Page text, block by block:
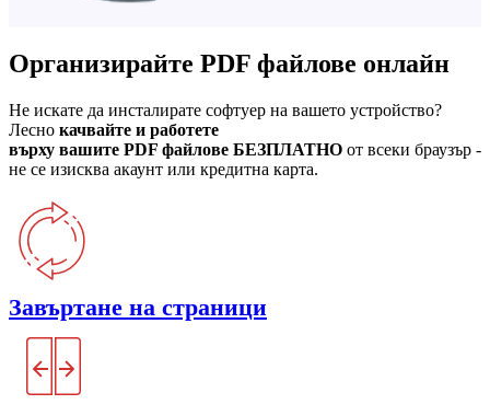
Организирайте PDF файлове онлайн
Не искате да инсталирате софтуер на вашето устройство?
Лесно качвайте и работете
върху вашите PDF файлове БЕЗПЛАТНО от всеки браузър -
не се изисква акаунт или кредитна карта.
Завъртане на страници